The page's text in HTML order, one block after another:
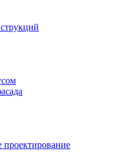
проектирование